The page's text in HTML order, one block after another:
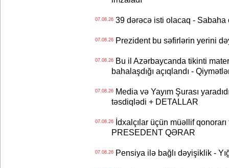
07.08.2639 dərəcə isti olacaq - Sabaha
07.08.26Prezident bu səfirlərin yerini
07.08.26Bu il Azərbaycanda tikinti
bahalaşdığı açıqlandı -
07.08.26Media və Yayım Şurası
təsdiqlədi + DETALLAR
07.08.26İdxalçılar üçün müəllif
PRESEDENT QƏRAR
07.08.26Pensiya ilə bağlı dəyişiklik -